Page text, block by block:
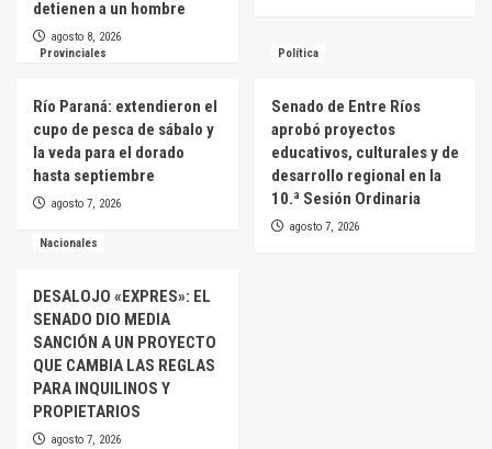
detienen a un hombre
agosto 8, 2026
Provinciales
Río Paraná: extendieron el
cupo de pesca de sábalo y
la veda para el dorado
hasta septiembre
agosto 7, 2026
Política
Senado de Entre Ríos
aprobó proyectos
educativos, culturales y de
desarrollo regional en la
10.ª Sesión Ordinaria
agosto 7, 2026
Nacionales
DESALOJO «EXPRES»: EL
SENADO DIO MEDIA
SANCIÓN A UN PROYECTO
QUE CAMBIA LAS REGLAS
PARA INQUILINOS Y
PROPIETARIOS
agosto 7, 2026